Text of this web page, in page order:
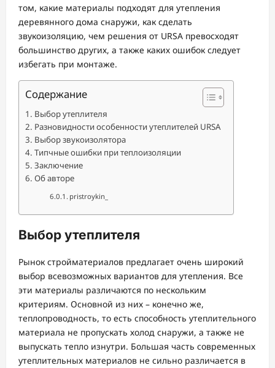
том, какие материалы подходят для утепления
деревянного дома снаружи, как сделать
звукоизоляцию, чем решения от URSA превосходят
большинство других, а также каких ошибок следует
избегать при монтаже.
Содержание
Выбор утеплителя
Разновидности особенности утеплителей URSA
Выбор звукоизолятора
Типчные ошибки при теплоизоляции
Заключение
Об авторе
pristroykin_
Выбор утеплителя
Рынок стройматериалов предлагает очень широкий
выбор всевозможных вариантов для утепления. Все
эти материалы различаются по нескольким
критериям. Основной из них – конечно же,
теплопроводность, то есть способность утеплительного
материала не пропускать холод снаружи, а также не
выпускать тепло изнутри. Большая часть современных
утеплительных материалов не сильно различается в